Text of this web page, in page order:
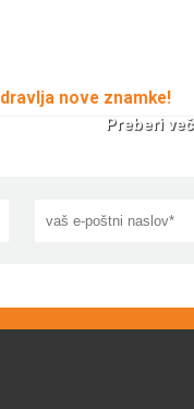
nove znamke!
Preberi več